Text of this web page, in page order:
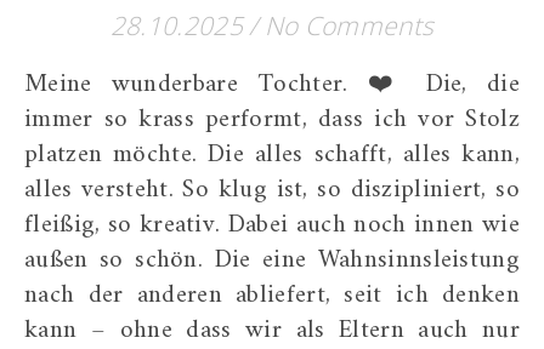
28.10.2025/ No Comments
Meine wunderbare Tochter. ❤️ Die, die
immer so krass performt, dass ich vor Stolz
platzen möchte. Die alles schafft, alles kann,
alles versteht. So klug ist, so diszipliniert, so
fleißig, so kreativ. Dabei auch noch innen wie
außen so schön. Die eine Wahnsinnsleistung
nach der anderen abliefert, seit ich denken
kann – ohne dass wir als Eltern auch nur